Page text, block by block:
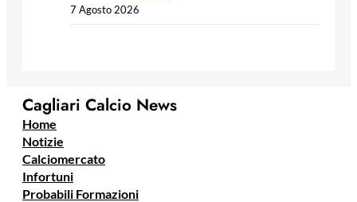
7 Agosto 2026
Cagliari Calcio News
Home
Notizie
Calciomercato
Infortuni
Probabili Formazioni